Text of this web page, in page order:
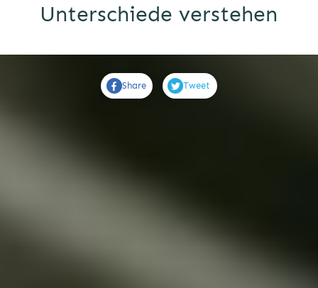
Unterschiede verstehen
Share Tweet